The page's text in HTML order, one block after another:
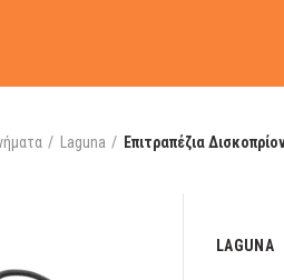
Laguna Επιτραπέζια
LAGUNA